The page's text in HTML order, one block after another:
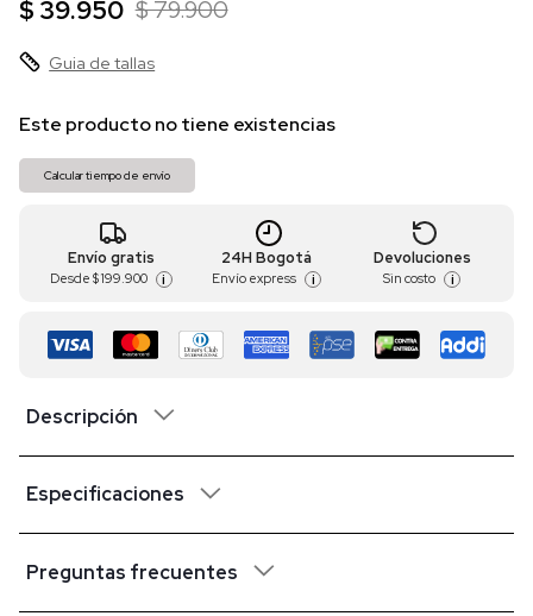
$ 39.950 $ 79.900
Guia de tallas
Este producto no tiene existencias
Calcular tiempo de envío
Envío gratis
Desde $ 199.900 i
24H Bogotá
Envío express i
Devoluciones
Sin costo i
Descripción
Especificaciones
Preguntas frecuentes